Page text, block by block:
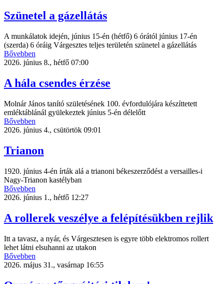
Szünetel a gázellátás
A munkálatok idején, június 15-én (hétfő) 6 órától június 17-én
(szerda) 6 óráig Várgesztes teljes területén szünetel a gázellátás
Bővebben
2026. június 8., hétfő 07:00
A hála csendes érzése
Molnár János tanító születésének 100. évfordulójára készíttetett
emléktáblánál gyülekeztek június 5-én délelőtt
Bővebben
2026. június 4., csütörtök 09:01
Trianon
1920. június 4-én írták alá a trianoni békeszerződést a versailles-i
Nagy-Trianon kastélyban
Bővebben
2026. június 1., hétfő 12:27
A rollerek veszélye a felépítésükben rejlik
Itt a tavasz, a nyár, és Várgesztesen is egyre több elektromos rollert
lehet látni elsuhanni az utakon
Bővebben
2026. május 31., vasárnap 16:55